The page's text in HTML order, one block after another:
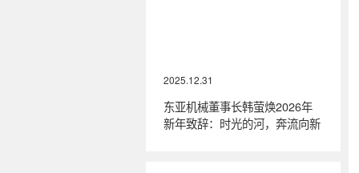
2025.12.31
东亚机械董事长韩萤焕2026年
新年致辞：时光的河，奔流向新